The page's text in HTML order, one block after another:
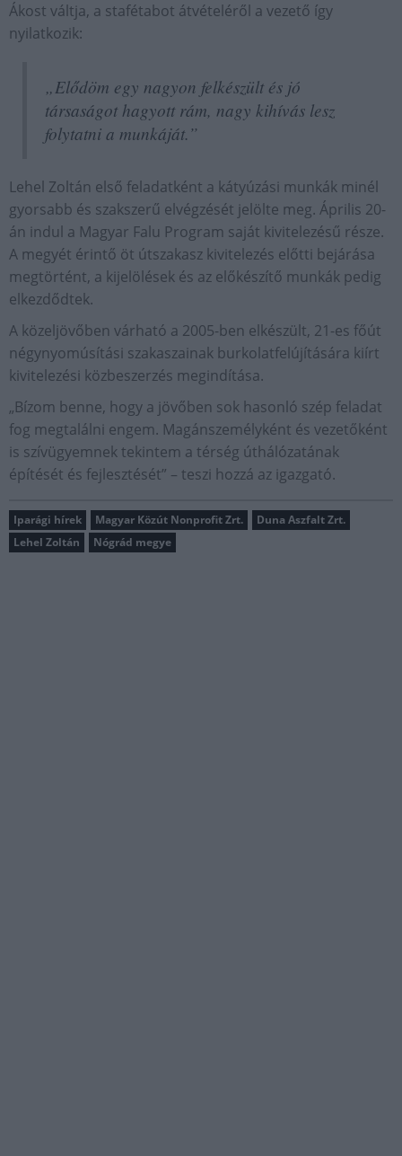
Ákost váltja, a stafétabot átvételéről a vezető így
nyilatkozik:
„Elődöm egy nagyon felkészült és jó
társaságot hagyott rám, nagy kihívás lesz
folytatni a munkáját.”
Lehel Zoltán első feladatként a kátyúzási munkák minél
gyorsabb és szakszerű elvégzését jelölte meg. Április 20-
án indul a Magyar Falu Program saját kivitelezésű része.
A megyét érintő öt útszakasz kivitelezés előtti bejárása
megtörtént, a kijelölések és az előkészítő munkák pedig
elkezdődtek.
A közeljövőben várható a 2005-ben elkészült, 21-es főút
négynyomúsítási szakaszainak burkolatfelújítására kiírt
kivitelezési közbeszerzés megindítása.
„Bízom benne, hogy a jövőben sok hasonló szép feladat
fog megtalálni engem. Magánszemélyként és vezetőként
is szívügyemnek tekintem a térség úthálózatának
építését és fejlesztését” – teszi hozzá az igazgató.
Iparági hírek Magyar Közút Nonprofit Zrt.
Duna Aszfalt Zrt.
Lehel Zoltán
Nógrád megye